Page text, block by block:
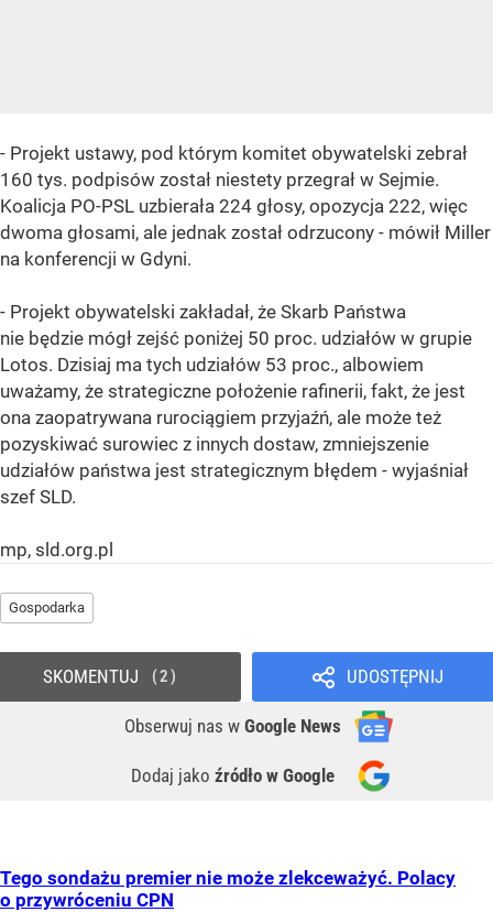
- Projekt ustawy, pod którym komitet obywatelski zebrał
160 tys. podpisów został niestety przegrał w Sejmie.
Koalicja PO-PSL uzbierała 224 głosy, opozycja 222, więc
dwoma głosami, ale jednak został odrzucony - mówił Miller
na konferencji w Gdyni.
- Projekt obywatelski zakładał, że Skarb Państwa
nie będzie mógł zejść poniżej 50 proc. udziałów w grupie
Lotos. Dzisiaj ma tych udziałów 53 proc., albowiem
uważamy, że strategiczne położenie rafinerii, fakt, że jest
ona zaopatrywana rurociągiem przyjaźń, ale może też
pozyskiwać surowiec z innych dostaw, zmniejszenie
udziałów państwa jest strategicznym błędem - wyjaśniał
szef SLD.
mp, sld.org.pl
Gospodarka
UDOSTĘPNIJ
Obserwuj nas w Google News
Dodaj jako źródło w Google
SKOMENTUJ 2
Tego sondażu premier nie może zlekceważyć. Polacy
o przywróceniu CPN